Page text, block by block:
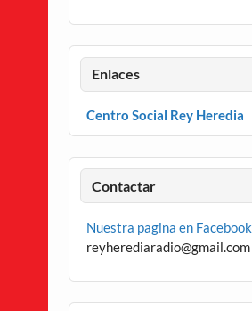
Enlaces
Centro Social Rey Heredia
Contactar
Nuestra pagina en Facebook
reyherediaradio@gmail.com